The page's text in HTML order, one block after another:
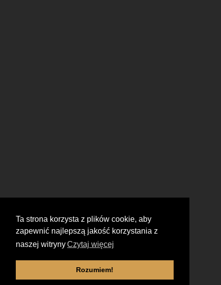
Ta strona korzysta z plików cookie, aby
zapewnić najlepszą jakość korzystania z
naszej witrynyCzytaj więcej
Rozumiem!